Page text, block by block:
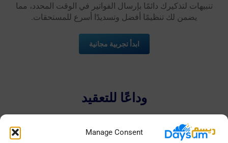
Manage Consent
تنبيهات لتذكيرك دائمًا بإرسال الفواتير في الوقت المحدد، مما
يضمن لك تنظيمًا أفضل وتسديدًا أسرع للمستحقات.
ابدأ تجربية مجانية
وداعًا للتعقيد
لأن ديسم يقدر وقتك، جعل من الفاتورة الإلكترونية تجربة